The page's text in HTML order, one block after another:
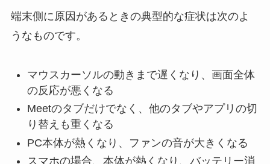
端末側に原因があるときの典型的な症状は次のよ
うなものです。
マウスカーソルの動きまで遅くなり、画面全体
の反応が悪くなる
Meetのタブだけでなく、他のタブやアプリの切
り替えも重くなる
PC本体が熱くなり、ファンの音が大きくなる
スマホの場合、本体が熱くなり、バッテリー消